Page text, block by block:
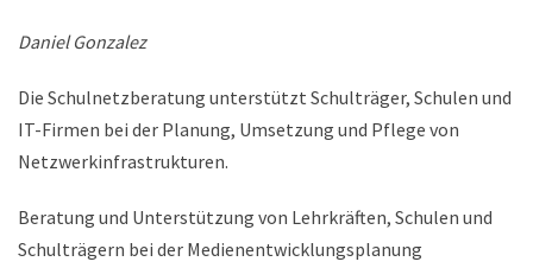
Daniel Gonzalez
Die Schulnetzberatung unterstützt Schulträger, Schulen und
IT-Firmen bei der Planung, Umsetzung und Pflege von
Netzwerkinfrastrukturen.
Beratung und Unterstützung von Lehrkräften, Schulen und
Schulträgern bei der Medienentwicklungsplanung